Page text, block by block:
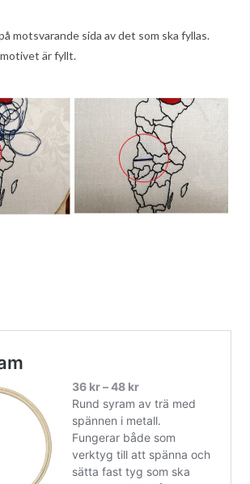
motsvarande sida av det som ska fyllas.
är fyllt.